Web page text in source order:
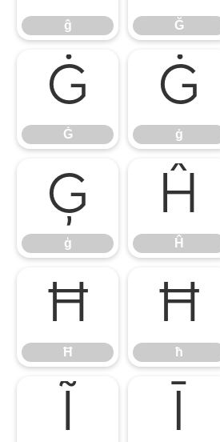
ĝ Ğ
Ġ
Ġ
ġ
ġ
ģ
ģ
Ĥ
Ĥ
Ħ
Ħ
ħ
ħ
ĩ Ī